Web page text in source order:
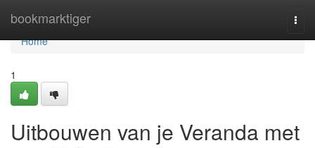
bookmarktiger
Home
Home
1
Uitbouwen van je Veranda met